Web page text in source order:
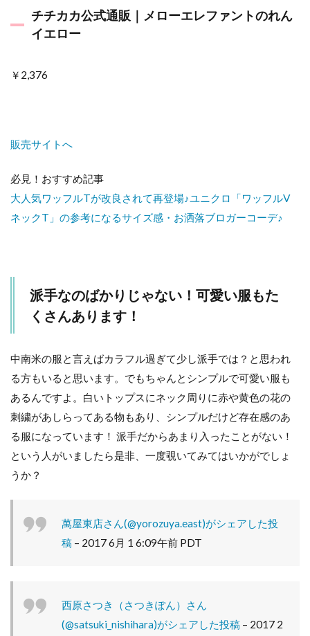
チチカカ公式通販｜メローエレファントのれん
イエロー
￥2,376
販売サイトへ
必見！おすすめ記事
大人気ワッフルTが改良されて再登場♪ユニクロ「ワッフルV
ネックT」の参考になるサイズ感・お洒落ブロガーコーデ♪
派手なのばかりじゃない！可愛い服もた
くさんあります！
中南米の服と言えばカラフル過ぎて少し派手では？と思われ
る方もいると思います。でもちゃんとシンプルで可愛い服も
あるんですよ。白いトップスにネック周りに赤や黄色の花の
刺繍があしらってある物もあり、シンプルだけど存在感のあ
る服になっています！ 派手だからあまり入ったことがない！
という人がいましたら是非、一度覗いてみてはいかがでしょ
うか？
萬屋東店さん(@yorozuya.east)がシェアした投
稿 – 2017 6月 1 6:09午前 PDT
西原さつき（さつきぽん）さん
(@satsuki_nishihara)がシェアした投稿 – 2017 2